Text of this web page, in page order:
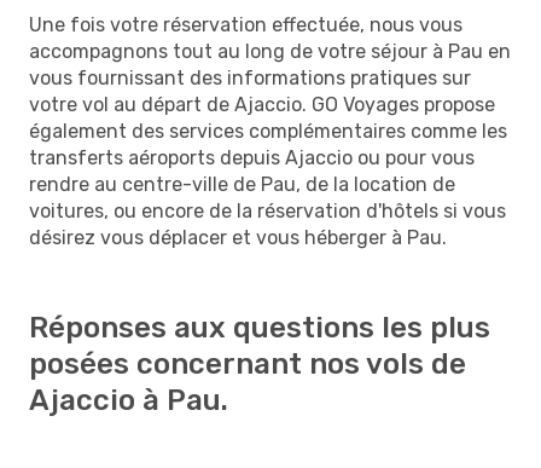
Une fois votre réservation effectuée, nous vous
accompagnons tout au long de votre séjour à Pau en
vous fournissant des informations pratiques sur
votre vol au départ de Ajaccio. GO Voyages propose
également des services complémentaires comme les
transferts aéroports depuis Ajaccio ou pour vous
rendre au centre-ville de Pau, de la location de
voitures, ou encore de la réservation d'hôtels si vous
désirez vous déplacer et vous héberger à Pau.
Réponses aux questions les plus
posées concernant nos vols de
Ajaccio à Pau.